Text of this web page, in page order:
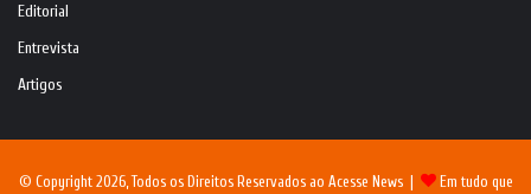
Editorial
Entrevista
Artigos
© Copyright 2026, Todos os Direitos Reservados ao Acesse News | Em tudo que